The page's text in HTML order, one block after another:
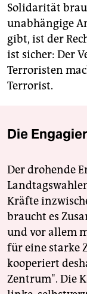
Solidarität
unabhängige
gibt, ist der
ist sicher: Der
Terroristen
Terrorist.
Die
Der drohende
Kräfte
braucht es
und vor allem
für eine starke
kooperiert
Zentrum". Die